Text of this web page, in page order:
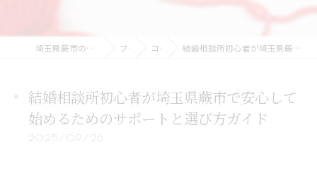
埼玉県蕨市の結婚相談所ならMy.Soulmate ブログ コラム 結婚相談所初心者が埼玉県蕨市で安心して始めるためのサポートと選び方ガイド
結婚相談所初心者が埼玉県蕨市で安心して
始めるためのサポートと選び方ガイド
2025/09/26